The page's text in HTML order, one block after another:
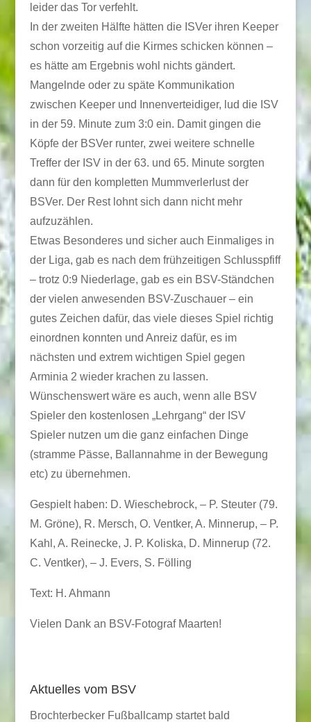
leider das Tor verfehlt.
In der zweiten Hälfte hätten die ISVer ihren Keeper
schon vorzeitig auf die Kirmes schicken können –
es hätte am Ergebnis wohl nichts gändert.
Mangelnde oder zu späte Kommunikation
zwischen Keeper und Innenverteidiger, lud die ISV
in der 59. Minute zum 3:0 ein. Damit gingen die
Köpfe der BSVer runter, zwei weitere schnelle
Treffer der ISV in der 63. und 65. Minute sorgten
dann für den kompletten Mummverlerlust der
BSVer. Der Rest lohnt sich dann nicht mehr
aufzuzählen.
Etwas Besonderes und sicher auch Einmaliges in
der Liga, gab es nach dem frühzeitigen Schlusspfiff
– trotz 0:9 Niederlage, gab es ein BSV-Ständchen
der vielen anwesenden BSV-Zuschauer – ein
gutes Zeichen dafür, das viele dieses Spiel richtig
einordnen konnten und Anreiz dafür, es im
nächsten und extrem wichtigen Spiel gegen
Arminia 2 wieder krachen zu lassen.
Wünschenswert wäre es auch, wenn alle BSV
Spieler den kostenlosen „Lehrgang“ der ISV
Spieler nutzen um die ganz einfachen Dinge
(stramme Pässe, Ballannahme in der Bewegung
etc) zu übernehmen.
Gespielt haben: D. Wieschebrock, – P. Steuter (79.
M. Gröne), R. Mersch, O. Ventker, A. Minnerup, – P.
Kahl, A. Reinecke, J. P. Koliska, D. Minnerup (72.
C. Ventker), – J. Evers, S. Fölling
Text: H. Ahmann
Vielen Dank an BSV-Fotograf Maarten!
Aktuelles vom BSV
Brochterbecker Fußballcamp startet bald